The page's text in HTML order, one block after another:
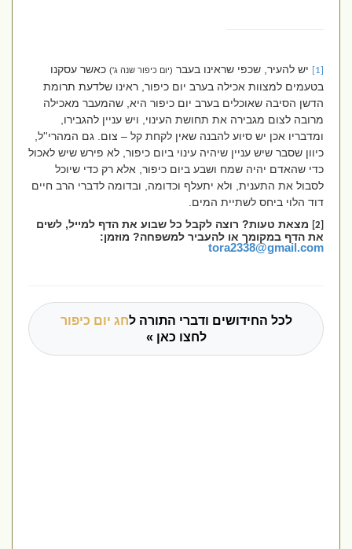
יש להעיר, שכפי שראינו בעבר(יום כיפור שנה ג')כאשר עסקנו
בטעמים למצוות אכילה בערב יום כיפור, ראינו שלדעת תרומת
הדשן הסיבה שאוכלים בערב יום כיפור היא, שהמעבר מאכילה
מרובה לצום מגבירה את תחושת העינוי, ויש עניין להגבירו,
ומדבריו אכן יש סיוע להבנה שאין לקחת קל – צום. גם המהרי''ל,
כיוון שסבר שיש עניין שיהיה עינוי ביום כיפור, לא פירש שיש לאכול
כדי שהאדם יהיה שמח ושבע ביום כיפור, אלא רק כדי שיוכל
לסבול את התענית, ולא יתעלף וכדומה, ובדומה לדברי הרב חיים
דוד הלוי ביחס לשתיית המים.
מצאת טעות? רוצה לקבל כל שבוע את הדף למייל, לשים
את הדף במקומך או להעביר למשפחה? מוזמן:
tora2338@gmail.com
לכל החידושים ודברי התורה לחג יום כיפור
לחצו כאן »